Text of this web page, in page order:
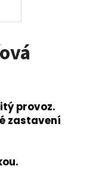
provoz.
zastavení